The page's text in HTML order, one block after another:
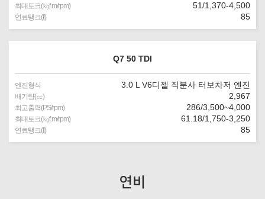
최대토크(㎏f.m/rpm) 51/1,370-4,500
연료탱크(ℓ) 85
Q7 50 TDI
엔진형식 3.0 L V6디젤 직분사 터보차저 엔진
배기량(㏄) 2,967
최고출력(PS/rpm) 286/3,500~4,000
최대토크(㎏f.m/rpm) 61.18/1,750-3,250
연료탱크(ℓ) 85
연비